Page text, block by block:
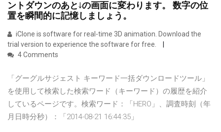
ントダウンのあと↓の画面に変わります。 数字の位
置を瞬間的に記憶しましょう。
iClone is software for real-time 3D animation. Download the
trial version to experience the software for free.
4 Comments
「グーグルサジェスト キーワード一括ダウンロードツール」
を使用して検索した検索ワード（キーワード）の履歴を紹介
しているページです。検索ワード：「HERO」、調査時刻（年
月日時分秒）：「2014-08-21 16:44:35」